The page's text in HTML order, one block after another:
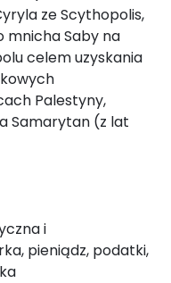
ze Scythopolis,
mnicha Saby na
celem uzyskania
Palestyny,
Samarytan (z lat
i
pieniądz, podatki,